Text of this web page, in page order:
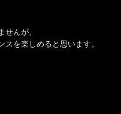
んが、
を楽しめると思います。